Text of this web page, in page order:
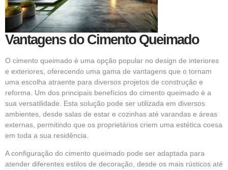
Vantagens do Cimento Queimado
O cimento queimado é uma opção popular no design de interiores
e exteriores, oferecendo uma gama de vantagens que o tornam
uma escolha atraente para diversos projetos de construção e
reforma. Um dos principais benefícios do cimento queimado é a
sua versatilidade. Esta solução pode ser utilizada em diversos
ambientes, desde salas de estar e cozinhas até varandas e áreas
externas, permitindo que os proprietários criem uma estética coesa
em toda a sua residência.
A configuração do cimento queimado pode ser adaptada para
atender diferentes estilos de decoração, desde os mais rústicos até